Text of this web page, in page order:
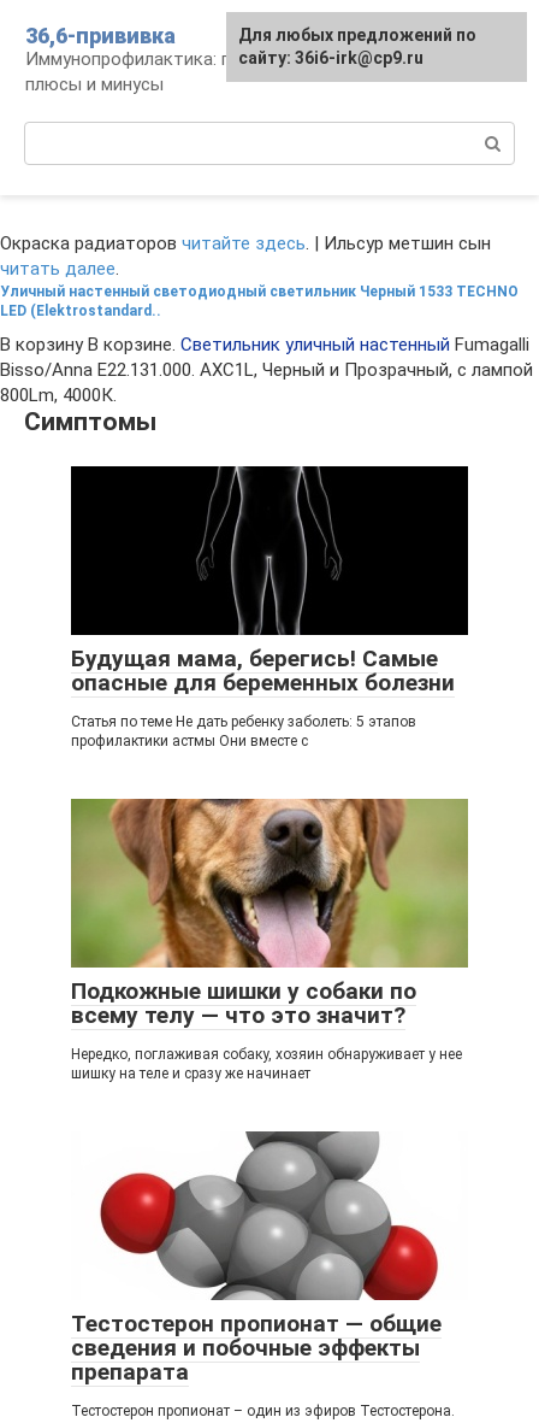
контенту
36,6-прививка
Иммунопрофилактика: график, препараты,
плюсы и минусы
Окраска радиаторов читайте здесь. | Ильсур метшин сын
читать далее.
Уличный настенный светодиодный светильник Черный 1533 TECHNO
LED (Elektrostandard..
В корзину В корзине. Светильник уличный настенный Fumagalli
Bisso/Anna E22.131.000. AXC1L, Черный и Прозрачный, с лампой
800Lm, 4000К.
Симптомы
Будущая мама, берегись! Самые
опасные для беременных болезни
Статья по теме Не дать ребенку заболеть: 5 этапов
профилактики астмы Они вместе с
Подкожные шишки у собаки по
всему телу — что это значит?
Нередко, поглаживая собаку, хозяин обнаруживает у нее
шишку на теле и сразу же начинает
Тестостерон пропионат — общие
сведения и побочные эффекты
препарата
Тестостерон пропионат – один из эфиров Тестостерона.
Для любых предложений по
сайту: 36i6-irk@cp9.ru